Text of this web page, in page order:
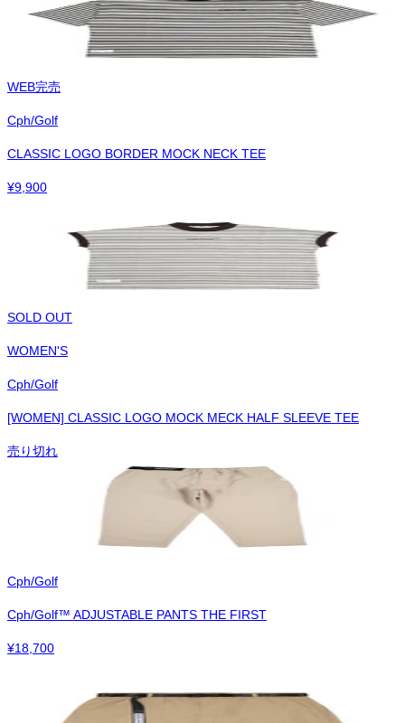
WEB完売
Cph/Golf
CLASSIC LOGO BORDER MOCK NECK TEE
¥9,900
SOLD OUT
WOMEN'S
Cph/Golf
[WOMEN] CLASSIC LOGO MOCK MECK HALF SLEEVE TEE
売り切れ
Cph/Golf
Cph/Golf™︎ ADJUSTABLE PANTS THE FIRST
¥18,700